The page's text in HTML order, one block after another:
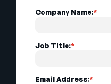
*
Company Name:
*
Job Title:
*
Email Address: